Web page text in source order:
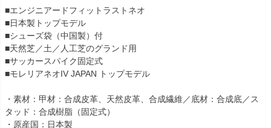
■エンジニアードフィットラストネオ
■日本製トップモデル
■シューズ袋（中国製）付
■天然芝／土／人工芝のグランド用
■サッカースパイク固定式
■モレリアネオIV JAPAN トップモデル
・素材：甲材：合成皮革、天然皮革、合成繊維／底材：合成底／ス
タッド：合成樹脂（固定式）
・原産国：日本製